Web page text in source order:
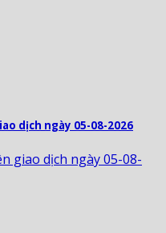
dịch ngày 05-08-2026
giao dịch ngày 05-08-